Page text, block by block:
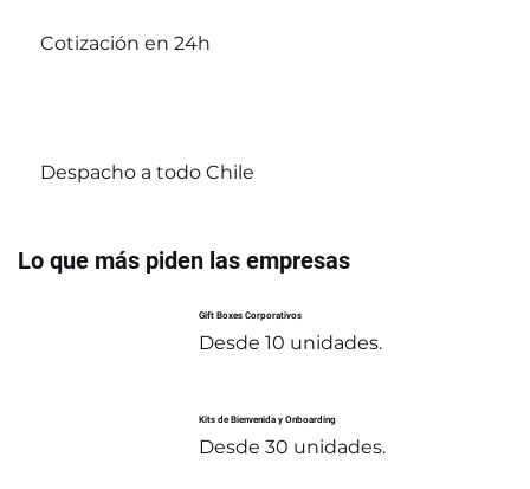
Cotización en 24h
Despacho a todo Chile
Lo que más piden las empresas
Gift Boxes Corporativos
Desde 10 unidades.
Kits de Bienvenida y Onboarding
Desde 30 unidades.